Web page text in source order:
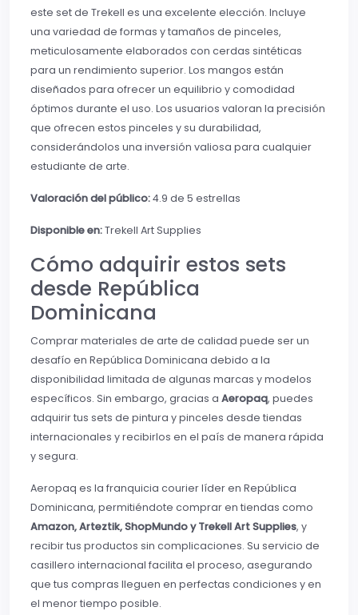
este set de Trekell es una excelente elección. Incluye
una variedad de formas y tamaños de pinceles,
meticulosamente elaborados con cerdas sintéticas
para un rendimiento superior. Los mangos están
diseñados para ofrecer un equilibrio y comodidad
óptimos durante el uso. Los usuarios valoran la precisión
que ofrecen estos pinceles y su durabilidad,
considerándolos una inversión valiosa para cualquier
estudiante de arte.
Valoración del público:4.9 de 5 estrellas
Disponible en:Trekell Art Supplies
Cómo adquirir estos sets
desde República
Dominicana
Comprar materiales de arte de calidad puede ser un
desafío en República Dominicana debido a la
disponibilidad limitada de algunas marcas y modelos
específicos. Sin embargo, gracias a Aeropaq, puedes
adquirir tus sets de pintura y pinceles desde tiendas
internacionales y recibirlos en el país de manera rápida
y segura.
Aeropaq es la franquicia courier líder en República
Dominicana, permitiéndote comprar en tiendas como
Amazon, Arteztik, ShopMundo y Trekell Art Supplies, y
recibir tus productos sin complicaciones. Su servicio de
casillero internacional facilita el proceso, asegurando
que tus compras lleguen en perfectas condiciones y en
el menor tiempo posible.